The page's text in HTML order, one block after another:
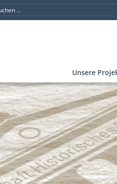
Unsere